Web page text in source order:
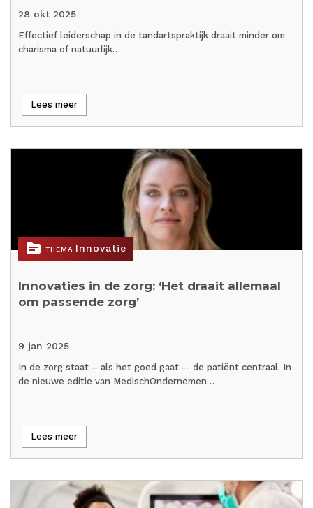
28 okt 2025
Effectief leiderschap in de tandartspraktijk draait minder om
charisma of natuurlijk…
Lees meer
topic THEMA Innovatie
Innovaties in de zorg: ‘Het draait allemaal
om passende zorg’
9 jan 2025
In de zorg staat – als het goed gaat -- de patiënt centraal. In
de nieuwe editie van MedischOndernemen…
Lees meer